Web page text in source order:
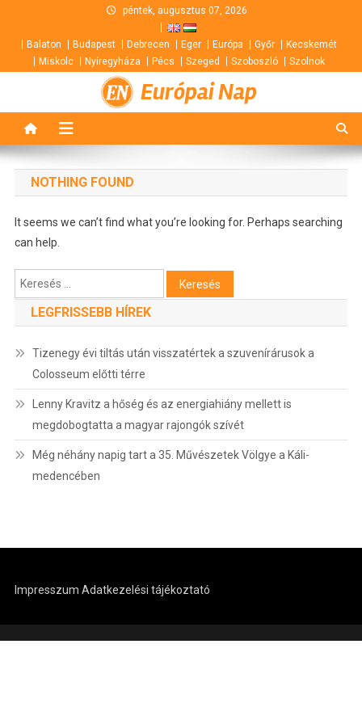
content
péntek, augusztus 07, 2026
Balaton Budapest Debrecen Eger Európa Győr
Kecskemét
Miskolc
Nyíregyháza Pécs Szeged Szoboszló Szolnok
Európai Nap
NOTHING FOUND
It seems we can’t find what you’re looking for. Perhaps searching
can help.
Keresés:
LEGFRISSEBB HÍREK
Tizenegy évi tiltás után visszatértek a szuvenírárusok a
Colosseum előtti térre
Lenny Kravitz a hőség és az energiahiány mellett is
megdobogtatta a magyar rajongók szívét
Még néhány napig tart a 35. Művészetek Völgye a Káli-
medencében
Impresszum Adatkezelési tájékoztató